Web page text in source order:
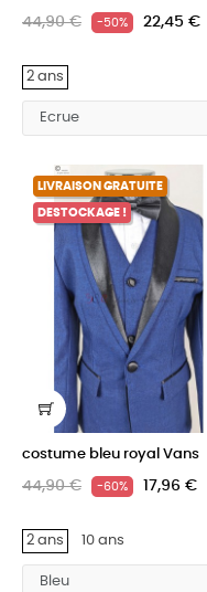
44,90 € -50% 22,45 €
2 ans
LIVRAISON GRATUITE
DESTOCKAGE !
costume bleu royal Vans
44,90 € -60% 17,96 €
2 ans 10 ans